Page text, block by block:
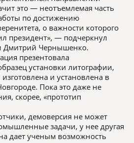
это — неотъемлемая часть
по достижению
о важности которого
президент», — подчеркнул
Дмитрий Чернышенко.
презентовала
установки литографии,
и установлена в
Пока это даже не
скорее, «прототип
демоверсия не может
задачи, у нее другая
дает ученым возможность